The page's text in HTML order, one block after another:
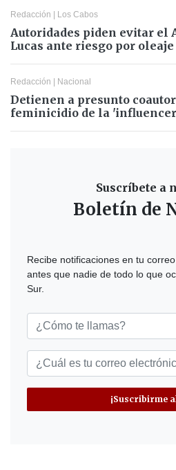
Redacción | Los Cabos
Autoridades piden evitar el
Lucas ante riesgo por oleaje
Redacción | Nacional
Detienen a presunto
feminicidio de la
Suscríbete a
Boletín de
Recibe notificaciones en tu
antes que nadie de todo lo que
Sur.
¡Suscribirme